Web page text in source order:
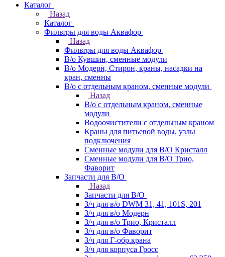
Каталог
Назад
Каталог
Фильтры для воды Аквафор
Назад
Фильтры для воды Аквафор
В/о Кувшин, сменные модули
В/о Модерн, Стирон, краны, насадки на
кран, сменны
В/о с отдельным краном, сменные модули
Назад
В/о с отдельным краном, сменные
модули
Водоочистители с отдельным краном
Краны для питьевой воды, узлы
подключения
Сменные модули для В/О Кристалл
Сменные модули для В/О Трио,
Фаворит
Запчасти для В/О
Назад
Запчасти для В/О
З/ч для в/о DWM 31, 41, 101S, 201
З/ч для в/о Модерн
З/ч для в/о Трио, Кристалл
З/ч для в/о Фаворит
З/ч для Г-обр.крана
З/ч для корпуса Гросс